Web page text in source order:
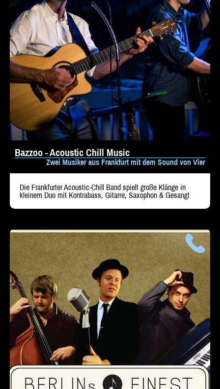
Bazzoo - Acoustic Chill Music
Zwei Musiker aus Frankfurt mit dem Sound von Vier
Die Frankfurter Acoustic-Chill Band spielt große Klänge in
kleinem Duo mit Kontrabass, Gitarre, Saxophon & Gesang!